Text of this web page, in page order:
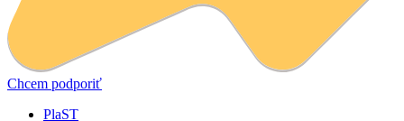
Chcem podporiť
PlaST